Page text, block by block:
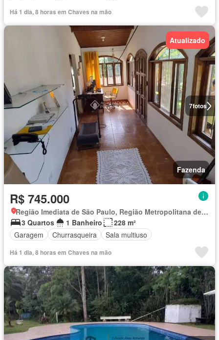
Há 1 dia, 8 horas em Chaves na mão
7fotos
Atualizado
Fazenda
R$ 745.000
Região Imediata de São Paulo, Região Metropolitana de São Paulo
3 Quartos
1 Banheiro
228 m²
Garagem
Churrasqueira Sala multiuso
Há 1 dia, 8 horas em Chaves na mão